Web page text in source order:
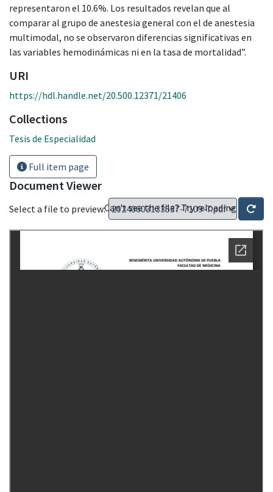
representaron el 10.6%. Los resultados revelan que al
comparar al grupo de anestesia general con el de anestesia
multimodal, no se observaron diferencias significativas en
las variables hemodinámicas ni en la tasa de mortalidad”.
URI
https://hdl.handle.net/20.500.12371/21406
Collections
Tesis de Especialidad
Full item page
Document Viewer
Select a file to preview:Can't see the file? Try reloading